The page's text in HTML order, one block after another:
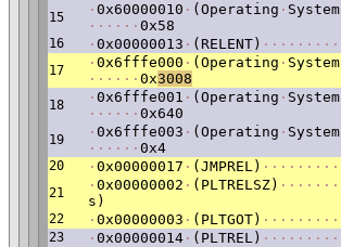
15 · 0x60000010 · (Operating · System
· · · · · · 0x58
16 · 0x00000013 · (RELENT) · · · · · · · · ·
17 · 0x6fffe000 · (Operating · System
· · · · · · 0x3008
18 · 0x6fffe001 · (Operating · System
· · · · · · 0x640
19 · 0x6fffe003 · (Operating · System
· · · · · · 0x4
20 · 0x00000017 · (JMPREL) · · · · · · · · ·
21 · 0x00000002 · (PLTRELSZ) · · · · · · ·
s)
22 · 0x00000003 · (PLTGOT) · · · · · · · · ·
23 · 0x00000014 · (PLTREL) · · · · · · · · ·